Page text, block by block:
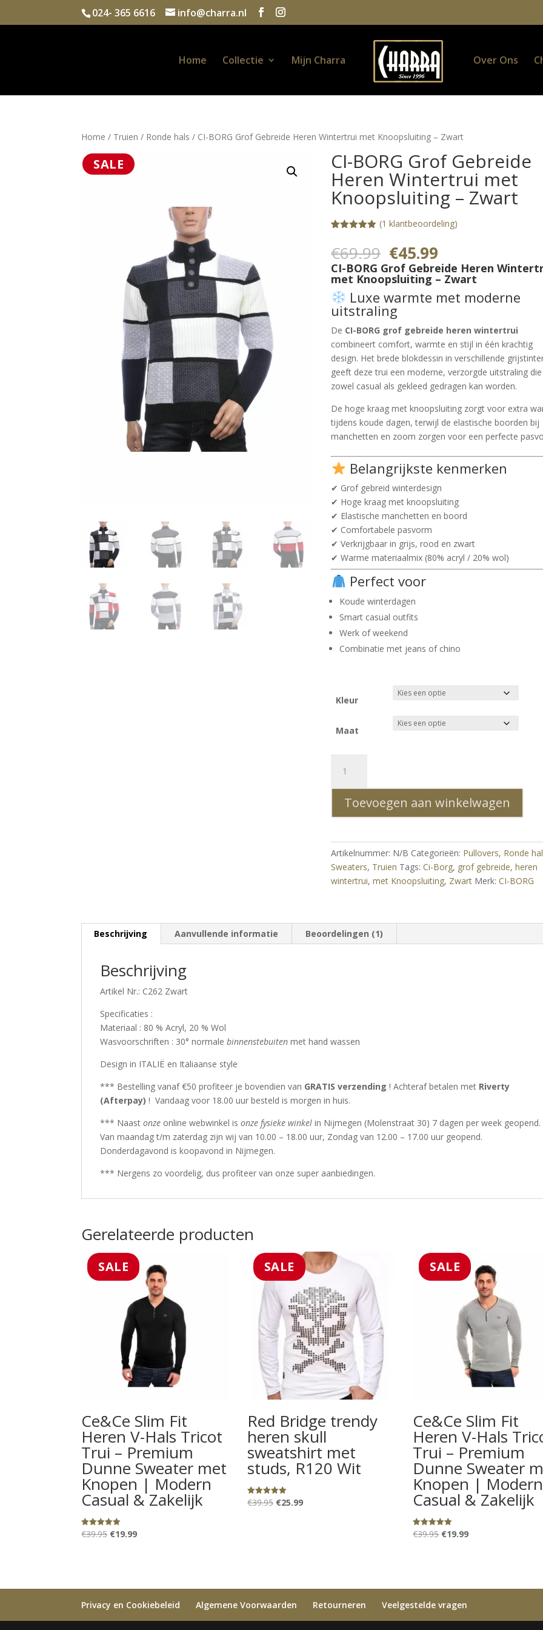
024- 365 6616 info@charra.nl
Home Collectie Mijn Charra Over Ons
Home / Truien / Ronde hals / CI-BORG Grof Gebreide Heren Wintertrui met Knoopsluiting – Zwart
SALE CI-BORG Grof Gebreide
Heren Wintertrui met
Knoopsluiting – Zwart
gebaseerd
klantbeoorde
ling
(1 klantbeoordeling)
€69.99 Oorspronkelijke
prijs
was:
€69.99.
€45.99
prijs
is:
€45.99.
CI-BORG Grof Gebreide Heren
met Knoopsluiting – Zwart
Luxe warmte met moderne
uitstraling
De CI-BORG grof gebreide heren wintertrui
combineert comfort, warmte en stijl in één krachtig
design. Het brede blokdessin in verschillende
geeft deze trui een moderne, verzorgde uitstraling die
zowel casual als gekleed gedragen kan worden.
De hoge kraag met knoopsluiting zorgt voor extra
tijdens koude dagen, terwijl de elastische boorden bij
manchetten en zoom zorgen voor een perfecte
Belangrijkste kenmerken
✔ Grof gebreid winterdesign
✔ Hoge kraag met knoopsluiting
✔ Elastische manchetten en boord
✔ Comfortabele pasvorm
✔ Verkrijgbaar in grijs, rood en zwart
✔ Warme materiaalmix (80% acryl / 20% wol)
Perfect voor
Koude winterdagen
Smart casual outfits
Werk of weekend
Combinatie met jeans of chino
Kleur
Maat
BORG
Grof
Gebreide
Heren
met
Knoopsluiting
–
Zwart
Toevoegen aan winkelwagen
Artikelnummer: N/B Categorieën: Pullovers, Ronde
Sweaters, Truien Tags:Ci-Borg, grof gebreide,heren
wintertrui,met Knoopsluiting, Zwart Merk:CI-BORG
Beschrijving Aanvullende informatie Beoordelingen (1)
Beschrijving
Artikel Nr.: C262 Zwart
Specificaties :
Materiaal : 80 % Acryl, 20 % Wol
Wasvoorschriften : 30° normalebinnenstebuitenmet hand wassen
Design in ITALIË en Italiaanse style
*** Bestelling vanaf €50 profiteer je bovendien van GRATIS verzending! Achteraf betalen met Riverty
(Afterpay) ! Vandaag voor 18.00 uur besteld is morgen in huis.
*** Naastonze online webwinkel isonze fysieke winkel in Nijmegen (Molenstraat 30) 7 dagen per week geopend.
Van maandag t/m zaterdag zijn wij van 10.00 – 18.00 uur, Zondag van 12.00 – 17.00 uur geopend.
Donderdagavond is koopavond in Nijmegen.
*** Nergens zo voordelig, dus profiteer van onze super aanbiedingen.
Gerelateerde producten
SALE
Ce&Ce Slim Fit
Heren V-Hals Tricot
Trui – Premium
Dunne Sweater met
Knopen | Modern
Casual & Zakelijk
Gewaardeerd
5.00
€39.95 Oorspronkelijke
€19.99Huidige
SALE
Red Bridge trendy
heren skull
sweatshirt met
studs, R120 Wit
Gewaardeerd
5.00
€39.95 Oorspronkelijke
€25.99Huidige
SALE
Ce&Ce Slim Fit
Heren V-Hals
Trui – Premium
Dunne Sweater
Knopen | Modern
Casual & Zakelijk
Gewaardeerd
5.00
€39.95 Oorspronkelijke
€19.99Huidige
Privacy en Cookiebeleid Algemene Voorwaarden Retourneren Veelgestelde vragen